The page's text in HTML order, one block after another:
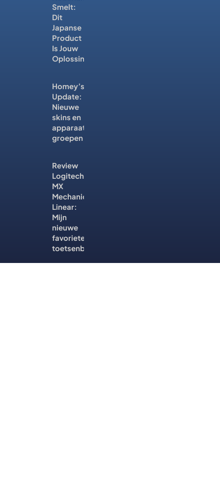
Smelt:
Dit
Japanse
Product
Is Jouw
Oplossing
Homey’s
Update:
Nieuwe
skins en
apparaat
groepen
Review
Logitech
MX
Mechanical
Linear:
Mijn
nieuwe
favoriete
toetsenbord?